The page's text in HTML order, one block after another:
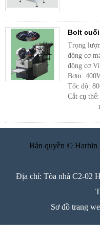
Bolt
Trọng
động cơ
động cơ
Bơm:
Tốc độ:
Cắt cụ
nội
Bản quyền © Harbin
Địa chỉ: Tòa nhà C2-02
Sơ đồ trang